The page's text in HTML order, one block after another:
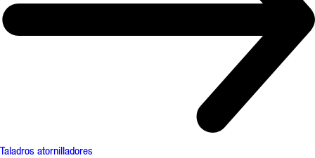
Taladros atornilladores